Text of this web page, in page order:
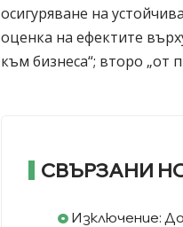
осигуряване на
оценка на ефектите
към бизнеса“; второ „от
СВЪРЗАНИ
Изключение: